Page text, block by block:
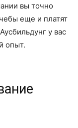
вы точно
еще и платят
у вас
опыт.